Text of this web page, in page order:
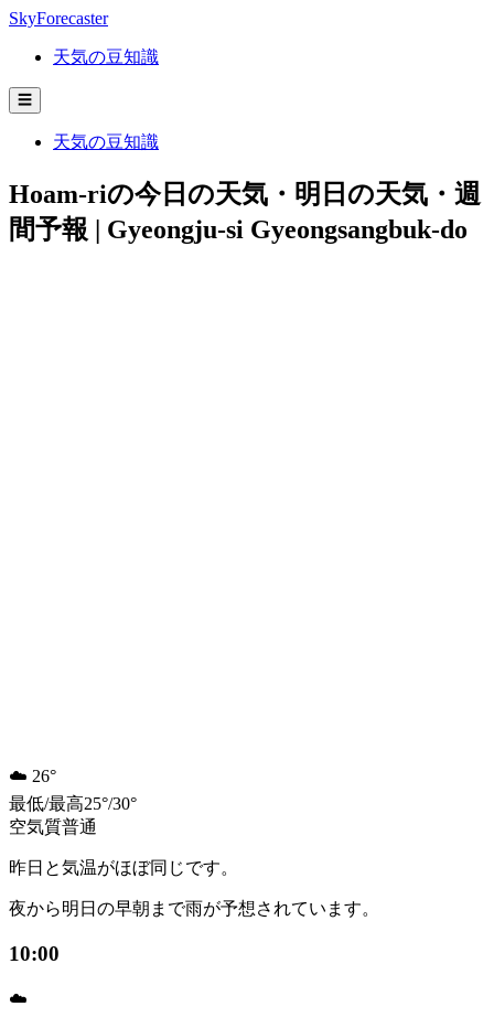
SkyForecaster
天気の豆知識
☰
天気の豆知識
Hoam-riの今日の天気・明日の天気・週
間予報 | Gyeongju-si Gyeongsangbuk-do
☁️ 26°
最低/最高25°/30°
空気質普通
昨日と気温がほぼ同じです。
夜から明日の早朝まで雨が予想されています。
10:00
☁️